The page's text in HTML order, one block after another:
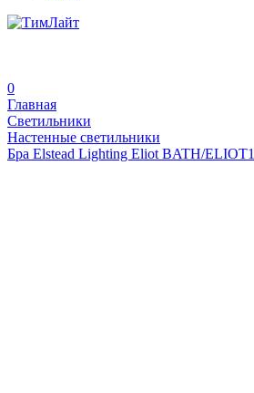
0
Главная
Светильники
Настенные светильники
Бра Elstead Lighting Eliot BATH/